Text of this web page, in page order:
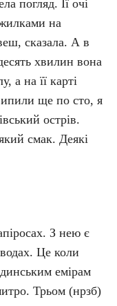
погляд. Її очі
на
сказала. А в
хвилин вона
а на її карті
ще по сто, я
острів.
смак. Деякі
З нею є
Це коли
емірам
Трьом (нрзб)